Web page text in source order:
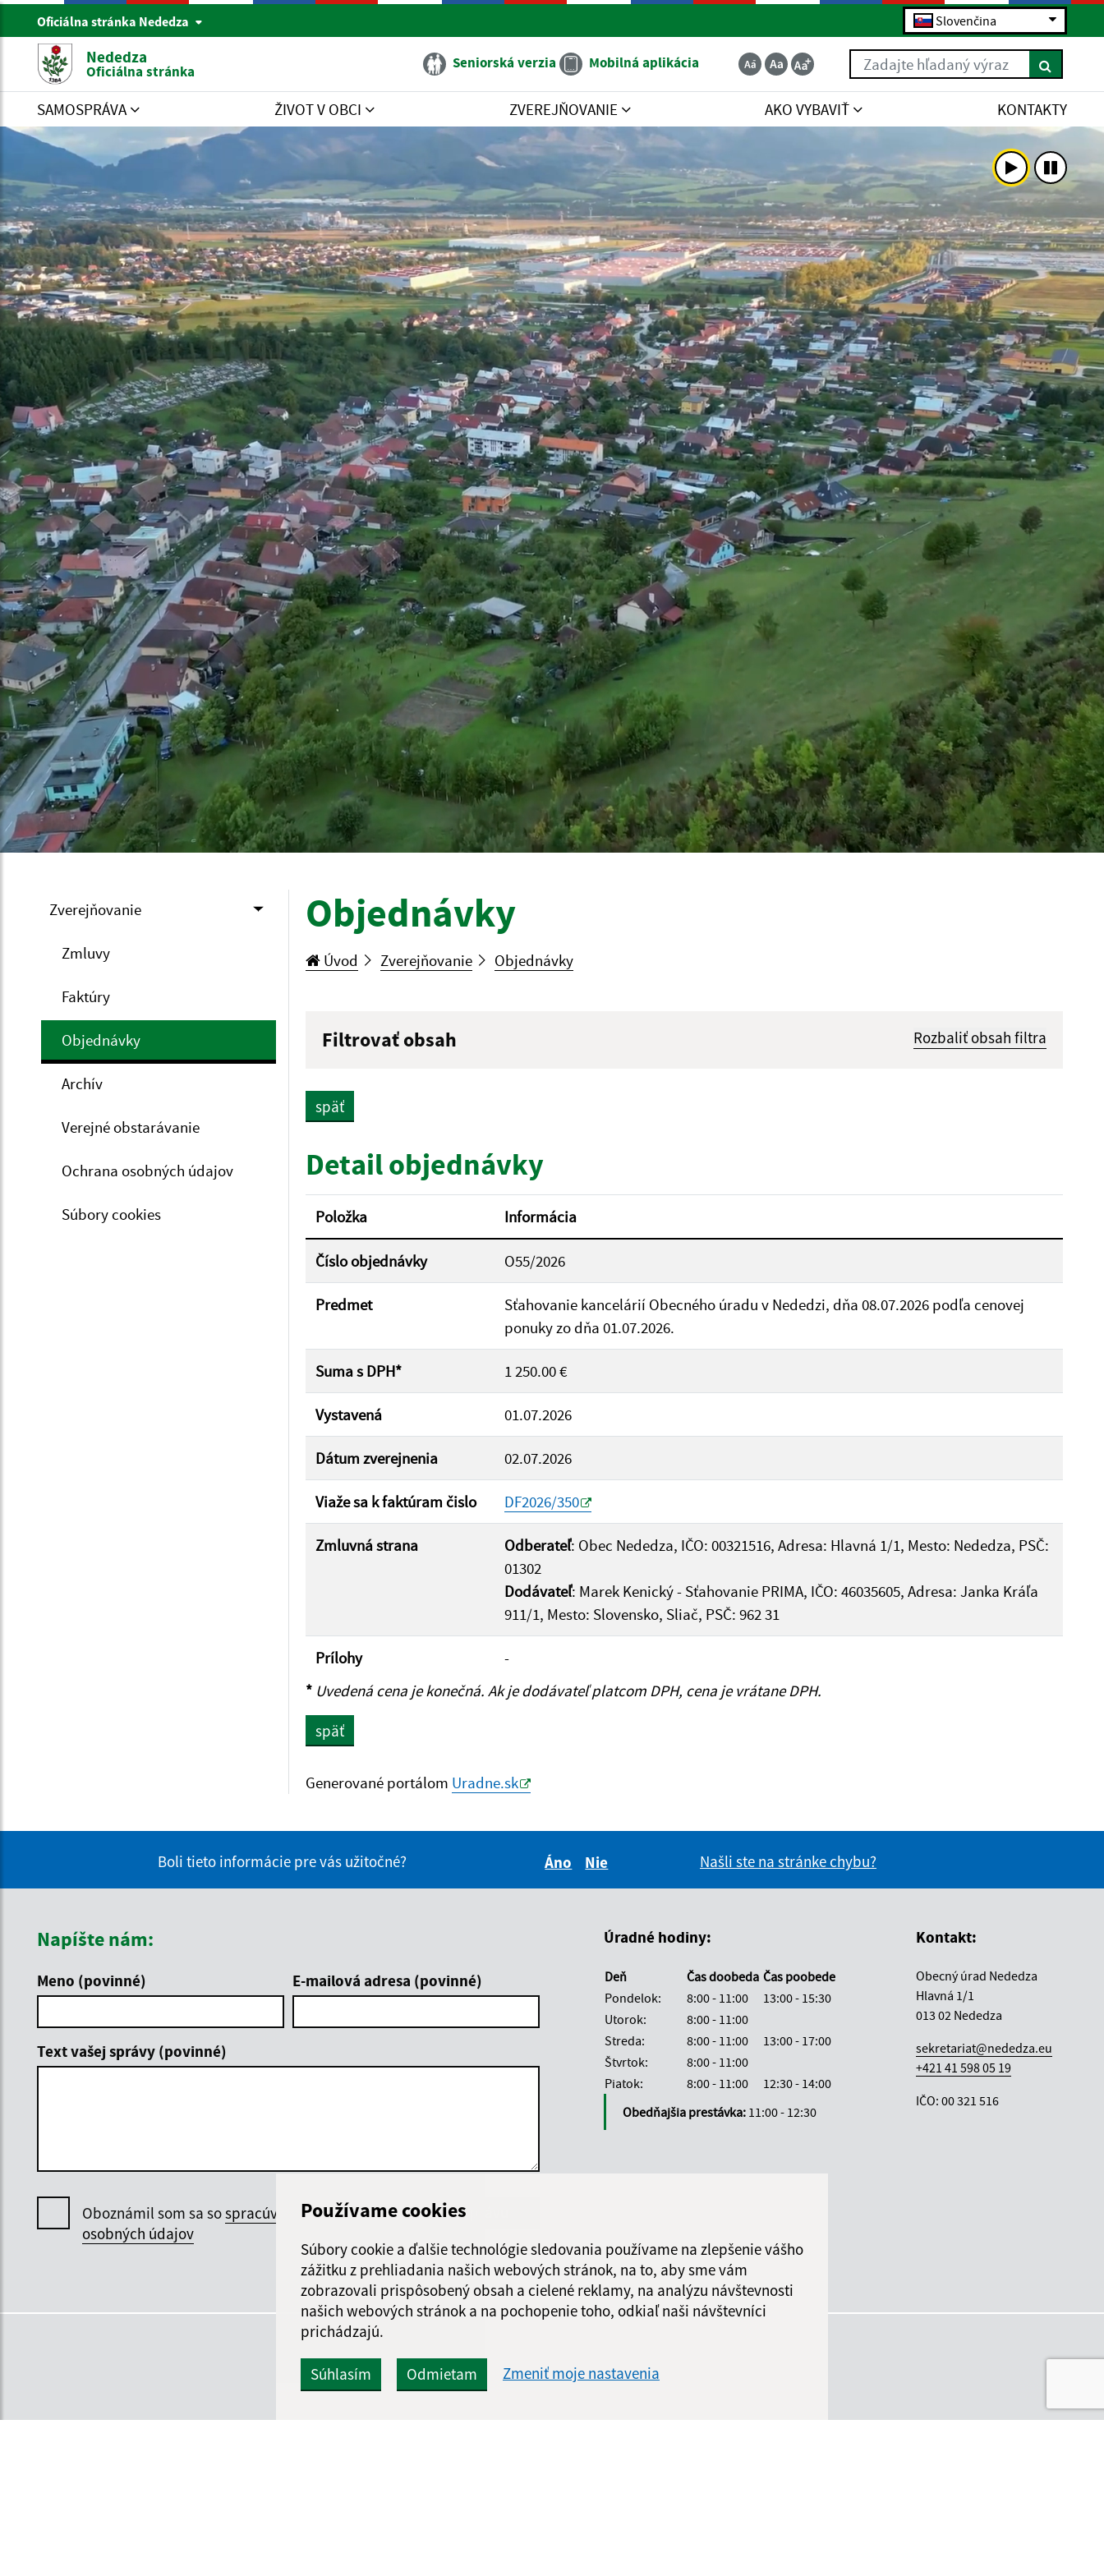
Používame cookies
Súbory cookie a ďalšie technológie sledovania používame na zlepšenie vášho
zážitku z prehliadania našich webových stránok, na to, aby sme vám
zobrazovali prispôsobený obsah a cielené reklamy, na analýzu návštevnosti
našich webových stránok a na pochopenie toho, odkiaľ naši návštevníci
prichádzajú.
Súhlasím Odmietam Zmeniť moje nastavenia
Oficiálna stránka Nededza Slovenčina
Nededza
Oficiálna stránka Seniorská verzia Mobilná aplikácia Zadajte hľadaný výraz
SAMOSPRÁVA ŽIVOT V OBCI ZVEREJŇOVANIE AKO VYBAVIŤ KONTAKTY
Zverejňovanie
Zmluvy
Faktúry
Objednávky
Archív
Verejné obstarávanie
Ochrana osobných údajov
Súbory cookies
Objednávky
Úvod Zverejňovanie Objednávky
Filtrovať obsah
Rozbaliť obsah filtra
Suma od:
Filtrovať
späť
Detail objednávky
Položka Informácia
Číslo objednávky O55/2026
Predmet
Sťahovanie kancelárií Obecného úradu v Nededzi, dňa 08.07.2026 podľa cenovej
ponuky zo dňa 01.07.2026.
Suma s DPH* 1 250.00 €
Vystavená 01.07.2026
Dátum zverejnenia 02.07.2026
Viaže sa k faktúram čislo DF2026/350
Zmluvná strana Odberateľ: Obec Nededza, IČO: 00321516, Adresa: Hlavná 1/1, Mesto: Nededza, PSČ:
01302
Dodávateľ: Marek Kenický - Sťahovanie PRIMA, IČO: 46035605, Adresa: Janka Kráľa
911/1, Mesto: Slovensko, Sliač, PSČ: 962 31
Prílohy
-
* Uvedená cena je konečná. Ak je dodávateľ platcom DPH, cena je vrátane DPH.
späť
Generované portálom Uradne.sk
Boli tieto informácie pre vás užitočné?
Áno
Nie
Našli ste na stránke chybu?
Napíšte nám:
Meno (povinné) E-mailová adresa (povinné)
Text vašej správy (povinné)
Oboznámil som sa sospracúvaním
osobných údajov
Google reCaptcha Response
Odoslať správu
Úradné hodiny:
Deň Čas doobeda Čas poobede
Pondelok:
8:00 - 11:00
13:00 - 15:30
Utorok:
8:00 - 11:00
Streda:
8:00 - 11:00
13:00 - 17:00
Štvrtok:
8:00 - 11:00
Piatok:
8:00 - 11:00
12:30 - 14:00
Obedňajšia prestávka: 11:00 - 12:30
Kontakt:
Obecný úrad Nededza
Hlavná 1/1
013 02 Nededza
sekretariat@nededza.eu
+421 41 598 05 19
IČO: 00 321 516